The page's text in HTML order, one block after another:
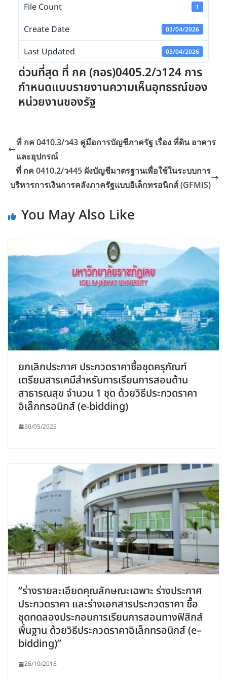
File Count 1
Create Date 03/04/2026
Last Updated 03/04/2026
ด่วนที่สุด ที่ กค (กอร)0405.2/ว124 การ
กำหนดแบบรายงานความเห็นอุทธรณ์ของ
หน่วยงานของรัฐ
ที่ กค 0410.3/ว43 คู่มือการบัญชีภาครัฐ เรื่อง ที่ดิน อาคาร
และอุปกรณ์
ที่ กค 0410.2/ว445 ผังบัญชีมาตรฐานเพื่อใช้ในระบบการ
บริหารการเงินการคลังภาครัฐแบบอิเล็กทรอนิกส์ (GFMIS)
You May Also Like
ยกเลิกประกาศ ประกวดราคาซื้อชุดครุภัณฑ์
เตรียมสารเคมีสำหรับการเรียนการสอนด้าน
สาธารณสุข จำนวน 1 ชุด ด้วยวิธีประกวดราคา
อิเล็กทรอนิกส์ (e-bidding)
30/05/2025
“ร่างรายละเอียดคุณลักษณะเฉพาะ ร่างประกาศ
ประกวดราคา และร่างเอกสารประกวดราคา ซื้อ
ชุดทดลองประกอบการเรียนการสอนทางฟิสิกส์
พื้นฐาน ด้วยวิธีประกวดราคาอิเล็กทรอนิกส์ (e–
bidding)”
26/10/2018